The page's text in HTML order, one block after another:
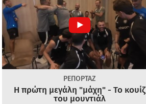
ΡΕΠΟΡΤΑΖ
Η πρώτη μεγάλη "μάχη" - Το κουίζ
του μουντιάλ